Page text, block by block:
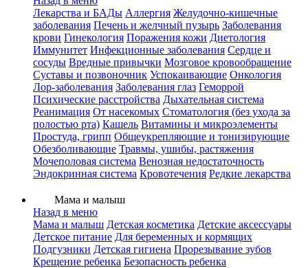
Лекарства и БАДы Аллергия Желудочно-кишечные
заболевания Печень и желчный пузырь Заболевания
крови Гинекология Поражения кожи Диетология
Иммунитет Инфекционные заболевания Сердце и
сосуды Вредные привычки Мозговое кровообращение
Суставы и позвоночник Успокаивающие Онкология
Лор-заболевания Заболевания глаз Геморрой
Психические расстройства Дыхательная система
Реанимация От насекомых Стоматология (без ухода за
полостью рта) Кашель Витамины и микроэлементы
Простуда, грипп Общеукрепляющие и тонизирующие
Обезболивающие Травмы, ушибы, растяжения
Мочеполовая система Венозная недостаточность
Эндокринная система Кровотечения Редкие лекарства
Мама и малыш
Назад в меню
Мама и малыш Детская косметика Детские аксессуары
Детское питание Для беременных и кормящих
Подгузники Детская гигиена Прорезывание зубов
Крещение ребенка Безопасность ребенка